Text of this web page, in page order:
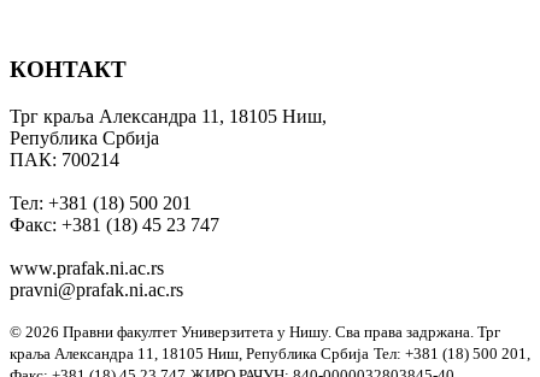
КОНТАКТ
Трг краља Александра 11, 18105 Ниш,
Република Србија
ПАК: 700214
Тел: +381 (18) 500 201
Факс: +381 (18) 45 23 747
www.prafak.ni.ac.rs
pravni@prafak.ni.ac.rs
© 2026 Правни факултет Универзитета у Нишу. Сва права задржана. Трг
краља Александра 11, 18105 Ниш, Република Србија Тел: +381 (18) 500 201,